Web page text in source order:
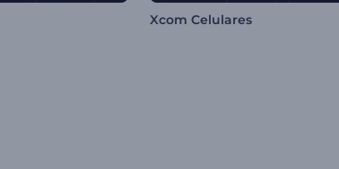
Xcom Celulares